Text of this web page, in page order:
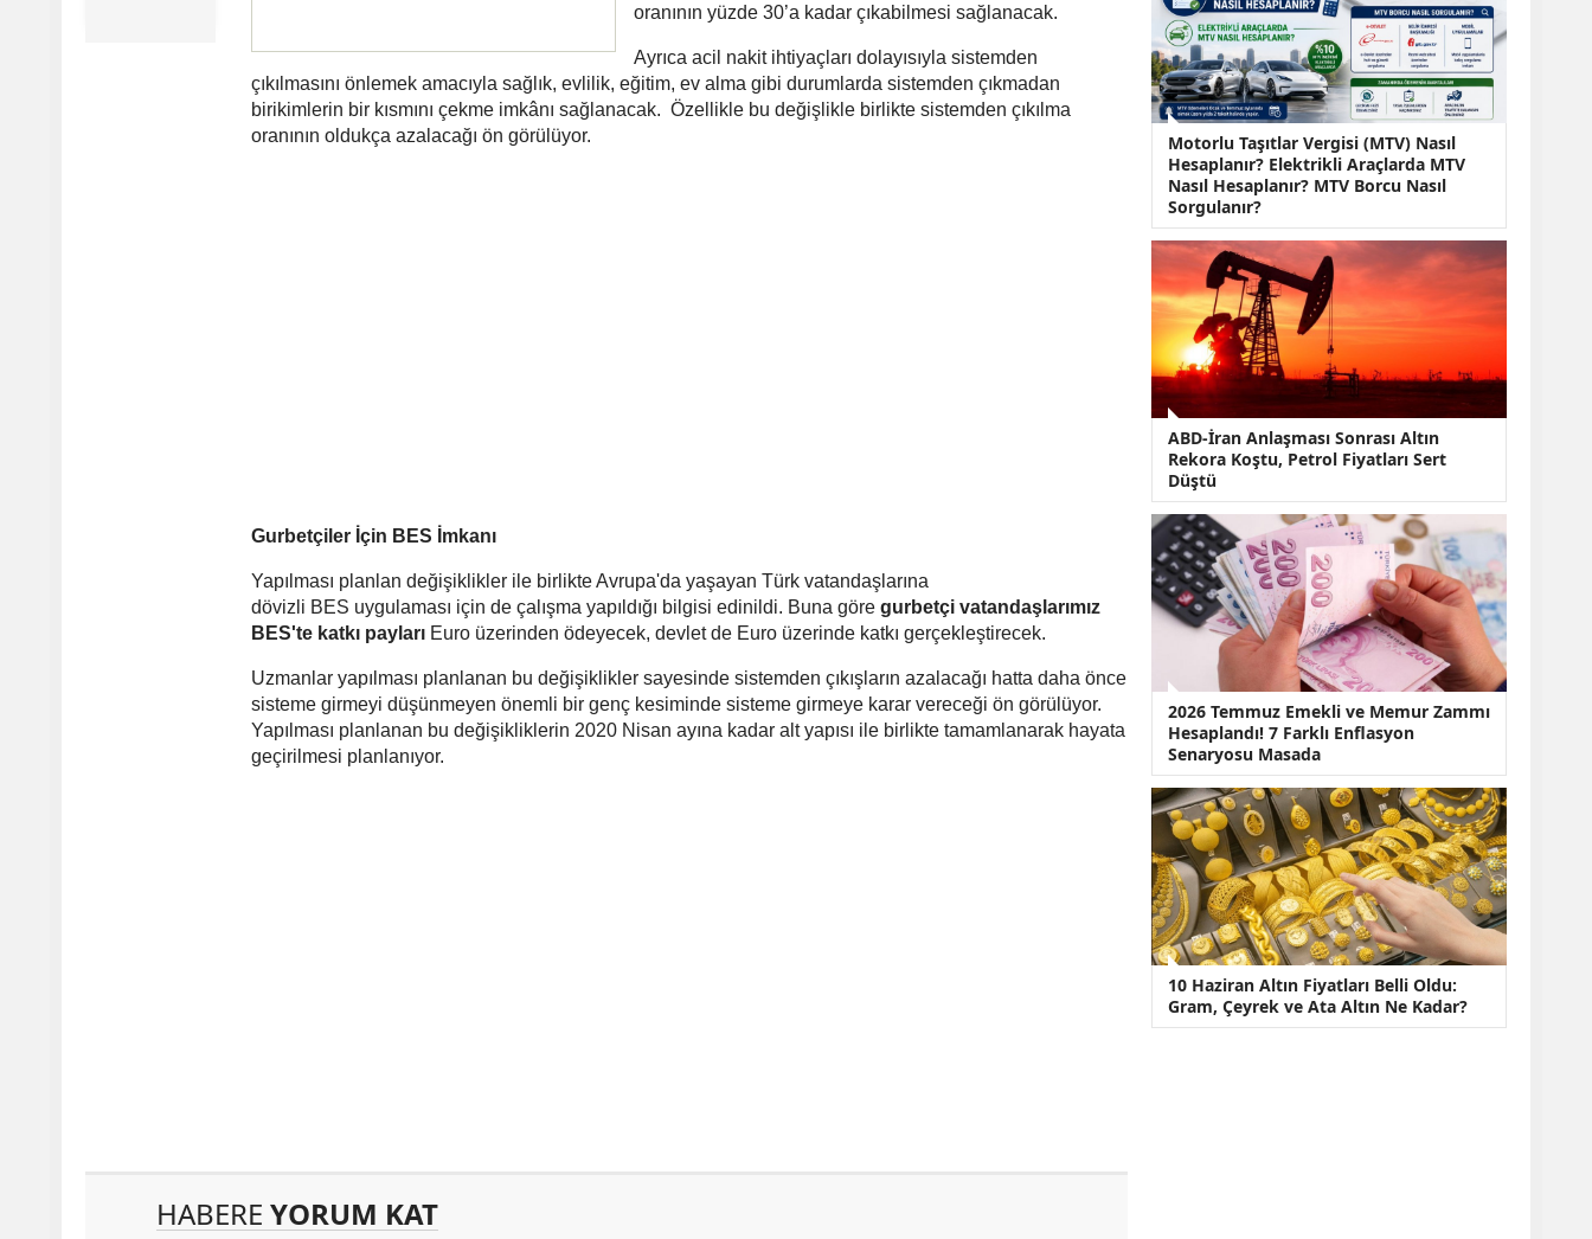
oranının yüzde 30’a kadar çıkabilmesi sağlanacak.
Ayrıca acil nakit ihtiyaçları dolayısıyla sistemden
çıkılmasını önlemek amacıyla sağlık, evlilik, eğitim, ev alma gibi durumlarda sistemden çıkmadan
birikimlerin bir kısmını çekme imkânı sağlanacak. Özellikle bu değişlikle birlikte sistemden çıkılma
oranının oldukça azalacağı ön görülüyor.
Gurbetçiler İçin BES İmkanı
Yapılması planlan değişiklikler ile birlikte Avrupa'da yaşayan Türk vatandaşlarına
dövizli BES uygulaması için de çalışma yapıldığı bilgisi edinildi. Buna göre gurbetçi vatandaşlarımız
BES'te katkı payları Euro üzerinden ödeyecek, devlet de Euro üzerinde katkı gerçekleştirecek.
Uzmanlar yapılması planlanan bu değişiklikler sayesinde sistemden çıkışların azalacağı hatta daha önce
sisteme girmeyi düşünmeyen önemli bir genç kesiminde sisteme girmeye karar vereceği ön görülüyor.
Yapılması planlanan bu değişikliklerin 2020 Nisan ayına kadar alt yapısı ile birlikte tamamlanarak hayata
geçirilmesi planlanıyor.
HABERE YORUM KAT
KOSGEB’den
KOBİ’lere Dev
Finansman Hamlesi:
36 Ay Vadeli 30
Milyon TL Destek
Emekli Maaşlarında
Temmuz Hesabı:
Zam Oranı ve Taban
Aylık İçin Yeni
Motorlu Taşıtlar Vergisi (MTV) Nasıl
Hesaplanır? Elektrikli Araçlarda MTV
Nasıl Hesaplanır? MTV Borcu Nasıl
Sorgulanır?
ABD-İran Anlaşması Sonrası Altın
Rekora Koştu, Petrol Fiyatları Sert
Düştü
2026 Temmuz Emekli ve Memur Zammı
Hesaplandı! 7 Farklı Enflasyon
Senaryosu Masada
10 Haziran Altın Fiyatları Belli Oldu:
Gram, Çeyrek ve Ata Altın Ne Kadar?